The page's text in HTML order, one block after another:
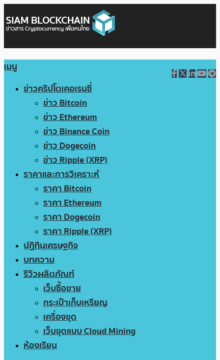
เมนู
ข่าวคริปโตเคอเรนซี่
ข่าว Bitcoin
ข่าว Ethereum
ข่าว Binance Coin
ข่าว Dogecoin
ข่าว Ripple (XRP)
ราคาและการวิเคราะห์
ราคา Bitcoin
ราคา Ethereum
ราคา Dogecoin
ราคา Ripple (XRP)
ปฏิทินเศรษฐกิจ
บทความ
รีวิวผลิตภัณฑ์
เว็บซื้อขาย
กระเป๋าเก็บเหรียญ
เครื่องขุด
เว็บขุดแบบ Cloud Mining
ห้องเรียน